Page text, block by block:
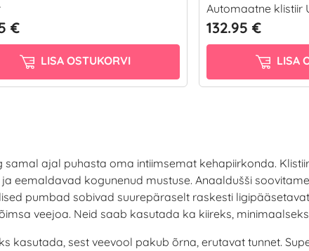
€
LISA OSTUKORVI
Automaatne klistiir
132.95 €
LISA
samal ajal puhasta oma intiimsemat kehapiirkonda.
eemaldavad kogunenud mustuse. Anaaldušši
pumbad sobivad suurepäraselt raskesti
veejoa. Neid saab kasutada ka kiireks,
kasutada, sest veevool pakub õrna, erutavat tunnet.